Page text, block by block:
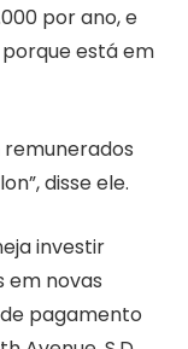
por ano, e
está em
remunerados
disse ele.
investir
em novas
pagamento